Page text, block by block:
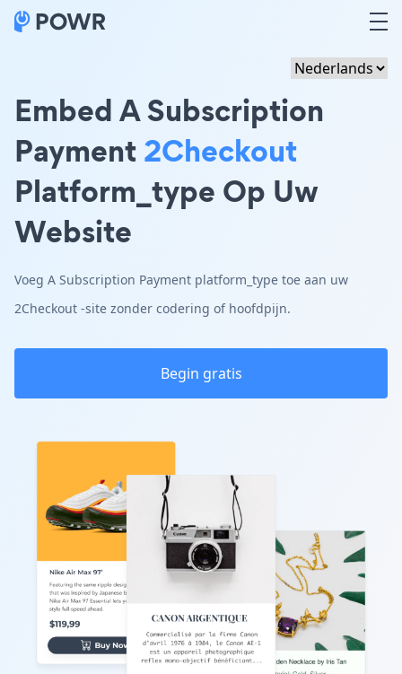
Embed A Subscription
Payment2Checkout
Platform_type Op Uw
Website
Voeg A Subscription Payment platform_type toe aan uw
2Checkout -site zonder codering of hoofdpijn.
Begin gratis